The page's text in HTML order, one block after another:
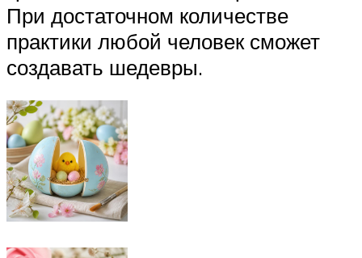
При достаточном количестве
практики любой человек сможет
создавать шедевры.